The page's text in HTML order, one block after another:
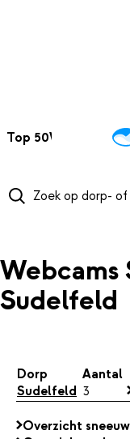
Top 50Webcams
Webcams
Sudelfeld
Dorp
Aantal
Sudelfeld 3
Overzicht